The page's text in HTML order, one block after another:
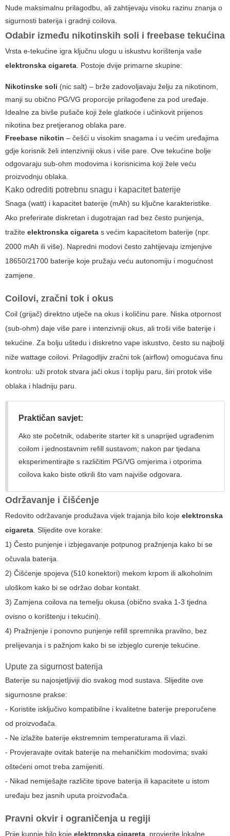
Nude maksimalnu prilagodbu, ali zahtijevaju visoku razinu znanja o
sigurnosti baterija i gradnji coilova.
Odabir između nikotinskih soli i freebase tekućina
Vrsta e-tekućine igra ključnu ulogu u iskustvu korištenja vaše
elektronska cigareta. Postoje dvije primarne skupine:
Nikotinske soli (nic salt) – brže zadovoljavaju želju za nikotinom,
manji su obično PG/VG proporcije prilagođene za pod uređaje.
Idealne za bivše pušače koji žele glatkoće i učinkovit prijenos
nikotina bez pretjeranog oblaka pare.
Freebase nikotin – češći u visokim snagama i u većim uređajima
gdje korisnik želi intenzivniji okus i više pare. Ove tekućine bolje
odgovaraju sub-ohm modovima i korisnicima koji žele veću
proizvodnju oblaka.
Kako odrediti potrebnu snagu i kapacitet baterije
Snaga (watt) i kapacitet baterije (mAh) su ključne karakteristike.
Ako preferirate diskretan i dugotrajan rad bez često punjenja,
tražite elektronska cigareta s većim kapacitetom baterije (npr.
2000 mAh ili više). Napredni modovi često zahtijevaju izmjenjive
18650/21700 baterije koje pružaju veću autonomiju i mogućnost
zamjene.
Coilovi, zračni tok i okus
Coil (grijač) direktno utječe na okus i količinu pare. Niska otpornost
(sub-ohm) daje više pare i intenzivniji okus, ali troši više baterije i
tekućine. Za bolju uštedu i diskretno vape iskustvo, često su najbolji
niže wattage coilovi. Prilagodljiv zračni tok (airflow) omogućava finu
kontrolu: uži protok stvara jači okus i topliju paru, širi protok više
oblaka i hladniju paru.
Praktičan savjet:
Ako ste početnik, odaberite starter kit s unaprijed ugrađenim
coilom i jednostavnim refill sustavom; nakon par tjedana
eksperimentirajte s različitim PG/VG omjerima i otporima
coilova kako biste otkrili što vam najviše odgovara.
Održavanje i čišćenje
Redovito održavanje produžava vijek trajanja bilo koje elektronska
cigareta. Slijedite ove korake:
1) Često punjenje i izbjegavanje potpunog pražnjenja kako bi se
očuvala baterija.
2) Čišćenje spojeva (510 konektori) mekom krpom ili alkoholnim
uloškom kako bi se održao dobar kontakt.
3) Zamjena coilova na temelju okusa (obično svaka 1-3 tjedna
ovisno o korištenju i tekućini).
4) Pražnjenje i ponovno punjenje refill spremnika pravilno, bez
prelijevanja i s pažnjom kako bi se izbjeglo curenje tekućine.
Upute za sigurnost baterija
Baterije su najosjetljiviji dio svakog mod sustava. Slijedite ove
sigurnosne prakse:
- Koristite isključivo kompatibilne i kvalitetne baterije preporučene
od proizvođača.
- Ne izlažite baterije ekstremnim temperaturama ili vlazi.
- Provjeravajte ovitak baterije na mehaničkim modovima; svaki
oštećeni omot treba zamijeniti.
- Nikad nemiješajte različite tipove baterija ili kapacitete u istom
uređaju bez jasnih uputa proizvođača.
Pravni okvir i ograničenja u regiji
Prije kupnje bilo koje elektronska cigareta , provjerite lokalne